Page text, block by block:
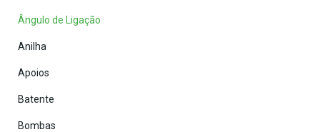
Ângulo de Ligação
Anilha
Apoios
Batente
Bombas